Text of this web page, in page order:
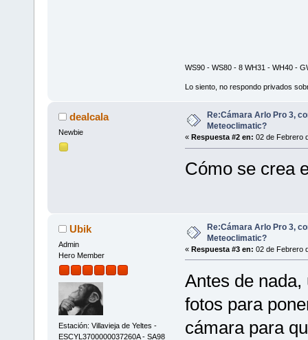
WS90 - WS80 - 8 WH31 - WH40 -
Lo siento, no respondo privados
dealcala
Newbie
Re:Cámara Arlo Pro 3,
Meteoclimatic?
« Respuesta #2 en: 02 de Febrero
Cómo se crea
Ubik
Admin
Hero Member
Estación: Villavieja de Yeltes -
ESCYL3700000037260A - SA98
Re:Cámara Arlo Pro 3,
Meteoclimatic?
« Respuesta #3 en: 02 de Febrero
Antes de
fotos para
cámara para